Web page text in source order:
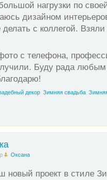
нагрузки по
дизайном
с коллегой. Взяли
с телефона,
Буду рада
декор Зимняя свадьба
Оксана
проект в стиле